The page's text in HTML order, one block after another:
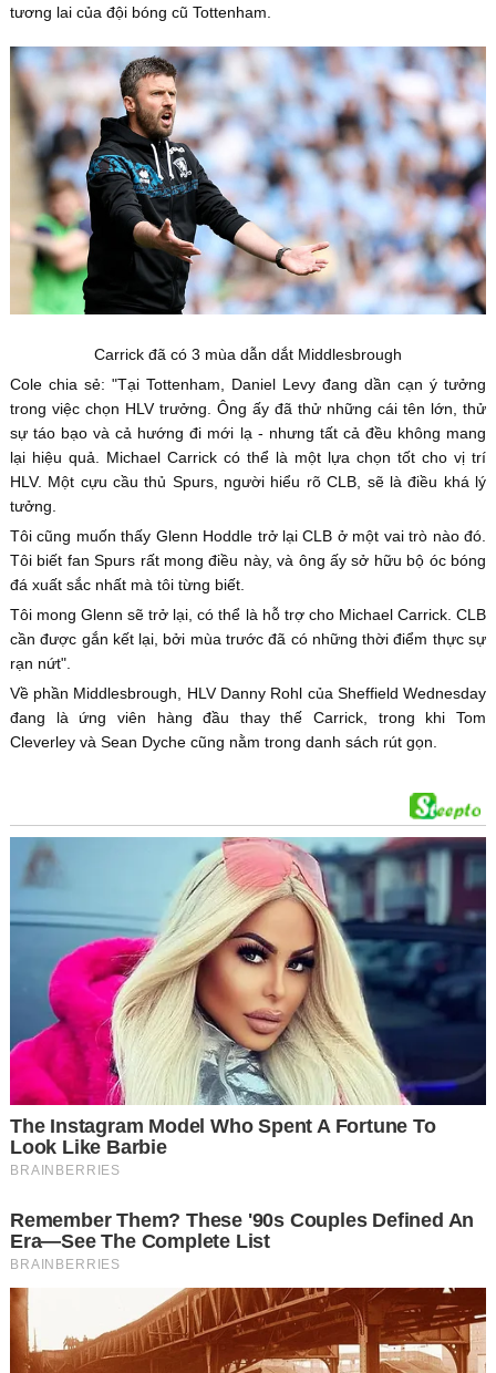
tương lai của đội bóng cũ Tottenham.
Carrick đã có 3 mùa dẫn dắt Middlesbrough
Cole chia sẻ: "Tại Tottenham, Daniel Levy đang dần cạn ý tưởng
trong việc chọn HLV trưởng. Ông ấy đã thử những cái tên lớn, thử
sự táo bạo và cả hướng đi mới lạ - nhưng tất cả đều không mang
lại hiệu quả. Michael Carrick có thể là một lựa chọn tốt cho vị trí
HLV. Một cựu cầu thủ Spurs, người hiểu rõ CLB, sẽ là điều khá lý
tưởng.
Tôi cũng muốn thấy Glenn Hoddle trở lại CLB ở một vai trò nào đó.
Tôi biết fan Spurs rất mong điều này, và ông ấy sở hữu bộ óc bóng
đá xuất sắc nhất mà tôi từng biết.
Tôi mong Glenn sẽ trở lại, có thể là hỗ trợ cho Michael Carrick. CLB
cần được gắn kết lại, bởi mùa trước đã có những thời điểm thực sự
rạn nứt".
Về phần Middlesbrough, HLV Danny Rohl của Sheffield Wednesday
đang là ứng viên hàng đầu thay thế Carrick, trong khi Tom
Cleverley và Sean Dyche cũng nằm trong danh sách rút gọn.